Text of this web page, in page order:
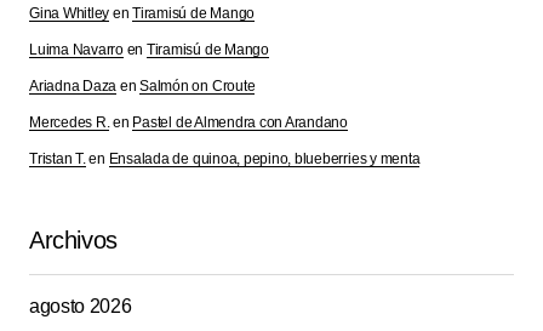
Tu dirección de correo electrónico no será
publicada. Los campos obligatorios están
Gina Whitley enTiramisú de Mango
Luima Navarroen Tiramisú de Mango
Ariadna Daza enSalmón on Croute
Mercedes R.en Pastel de Almendra con Arandano
Tristan T.en Ensalada de quinoa, pepino, blueberries y menta
Archivos
agosto 2026